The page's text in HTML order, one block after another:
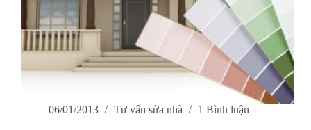
06/01/2013 Tư vấn sửa nhà 1 Bình luận